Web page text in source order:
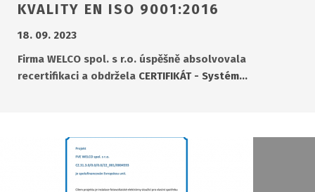
KVALITY EN ISO 9001:2016
18. 09. 2023
Firma WELCO spol. s r.o. úspěšně absolvovala
recertifikaci a obdržela CERTIFIKÁT - Systém…